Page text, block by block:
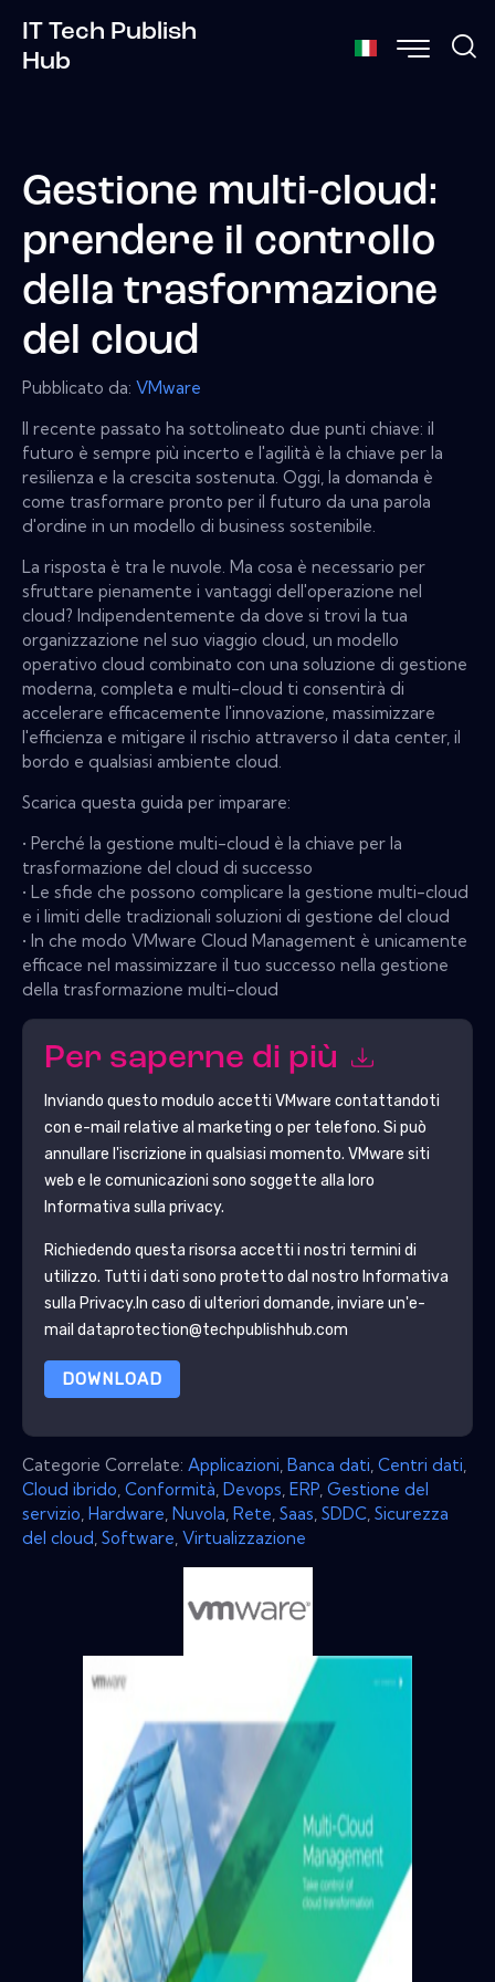
IT Tech Publish
Hub
Gestione multi-cloud:
prendere il controllo
della trasformazione
del cloud
Pubblicato da: VMware
Il recente passato ha sottolineato due punti chiave: il
futuro è sempre più incerto e l'agilità è la chiave per la
resilienza e la crescita sostenuta. Oggi, la domanda è
come trasformare pronto per il futuro da una parola
d'ordine in un modello di business sostenibile.
La risposta è tra le nuvole. Ma cosa è necessario per
sfruttare pienamente i vantaggi dell'operazione nel
cloud? Indipendentemente da dove si trovi la tua
organizzazione nel suo viaggio cloud, un modello
operativo cloud combinato con una soluzione di gestione
moderna, completa e multi-cloud ti consentirà di
accelerare efficacemente l'innovazione, massimizzare
l'efficienza e mitigare il rischio attraverso il data center, il
bordo e qualsiasi ambiente cloud.
Scarica questa guida per imparare:
• Perché la gestione multi-cloud è la chiave per la
trasformazione del cloud di successo
• Le sfide che possono complicare la gestione multi-cloud
e i limiti delle tradizionali soluzioni di gestione del cloud
• In che modo VMware Cloud Management è unicamente
efficace nel massimizzare il tuo successo nella gestione
della trasformazione multi-cloud
Per saperne di più
Inviando questo modulo accetti VMware contattandoti
con e-mail relative al marketing o per telefono. Si può
annullare l'iscrizione in qualsiasi momento. VMware siti
web e le comunicazioni sono soggette alla loro
Informativa sulla privacy.
Richiedendo questa risorsa accetti i nostri termini di
utilizzo. Tutti i dati sono protetto dal nostro Informativa
sulla Privacy.In caso di ulteriori domande, inviare un'e-
mail dataprotection@techpublishhub.com
DOWNLOAD
Categorie Correlate: Applicazioni Banca dati Centri dati
Cloud ibrido Conformità Devops ERP Gestione del
servizio Hardware Nuvola Rete Saas SDDC Sicurezza
del cloud Software Virtualizzazione